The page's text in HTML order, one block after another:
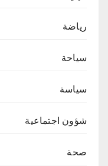
رياضة
سياحة
سياسة
شؤون اجتماعية
صحة